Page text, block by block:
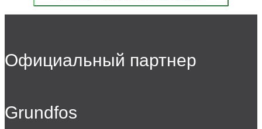
Официальный партнер
Grundfos